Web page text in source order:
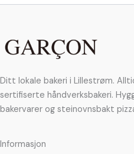
Ditt lokale bakeri i Lillestrøm.
sertifiserte håndverksbakeri.
bakervarer og steinovnsbakt
Informasjon